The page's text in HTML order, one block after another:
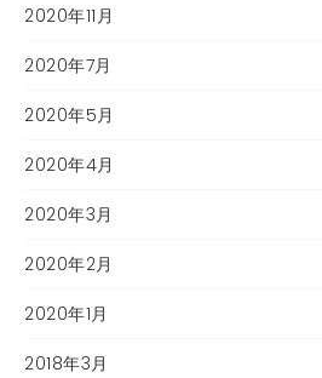
2020年11月
2020年7月
2020年5月
2020年4月
2020年3月
2020年2月
2020年1月
2018年3月